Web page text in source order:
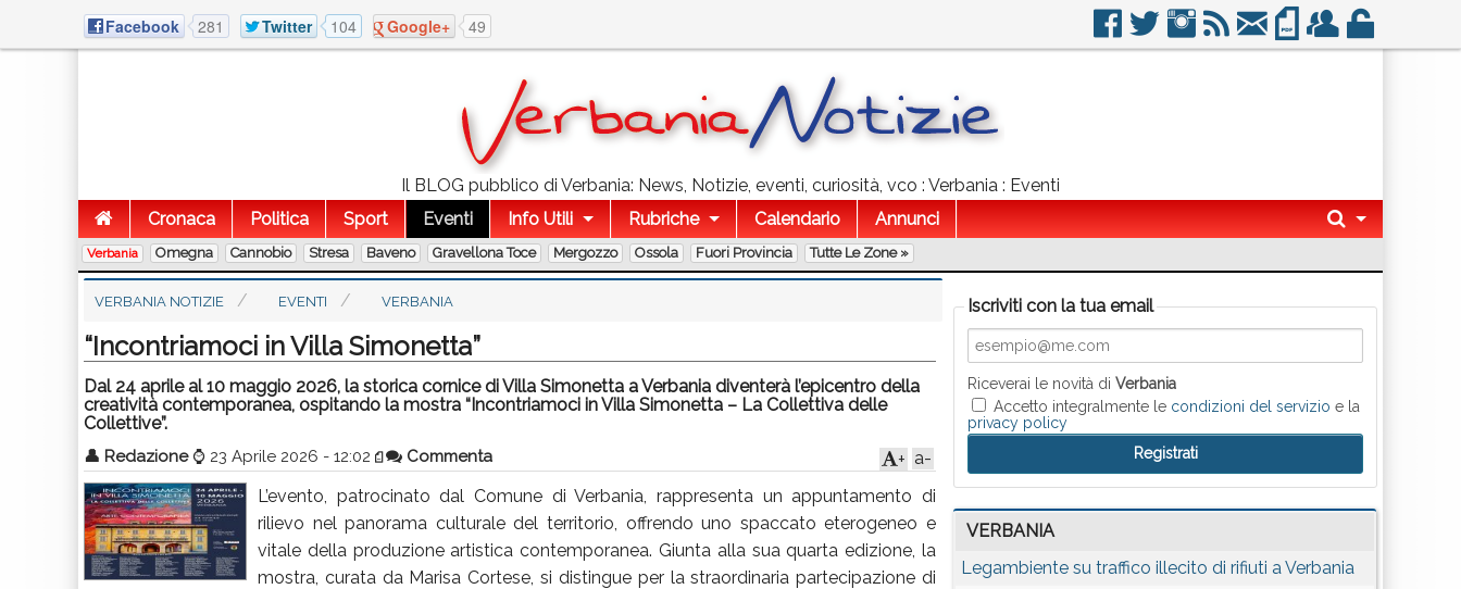
Facebook 281 Twitter 104 Google+ 49
Il BLOG pubblico di Verbania: News, Notizie, eventi, curiosità, vco : Verbania : Eventi
Cronaca
Politica Sport Eventi Info Utili Rubriche Calendario Annunci
Verbania Omegna Cannobio Stresa Baveno Gravellona Toce Mergozzo Ossola Fuori Provincia Tutte Le Zone »
VERBANIA NOTIZIE EVENTI VERBANIA
“Incontriamoci in Villa Simonetta”
Dal 24 aprile al 10 maggio 2026, la storica cornice di Villa Simonetta a Verbania diventerà l’epicentro della
creatività contemporanea, ospitando la mostra “Incontriamoci in Villa Simonetta – La Collettiva delle
Collettive”.
👤 Redazione ⌚ 23 Aprile 2026 - 12:02 Commenta a-
+
L’evento, patrocinato dal Comune di Verbania, rappresenta un appuntamento di
rilievo nel panorama culturale del territorio, offrendo uno spaccato eterogeneo e
vitale della produzione artistica contemporanea. Giunta alla sua quarta edizione, la
mostra, curata da Marisa Cortese, si distingue per la straordinaria partecipazione di
Iscriviti con la tua email
Riceverai le novità diVerbania
Accetto integralmente le condizioni del servizio e la
privacy policy
VERBANIA
Legambiente su traffico illecito di rifiuti a Verbania